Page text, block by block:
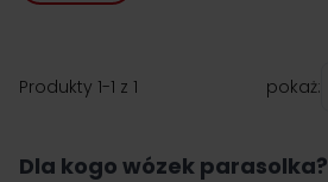
Produkty 1-1 z 1
pokaż:
Dla kogo wózek parasolka?